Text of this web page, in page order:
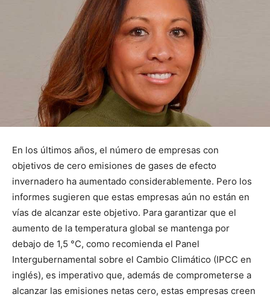
En los últimos años, el número de empresas con
objetivos de cero emisiones de gases de efecto
invernadero ha aumentado considerablemente. Pero los
informes sugieren que estas empresas aún no están en
vías de alcanzar este objetivo. Para garantizar que el
aumento de la temperatura global se mantenga por
debajo de 1,5 °C, como recomienda el Panel
Intergubernamental sobre el Cambio Climático (IPCC en
inglés), es imperativo que, además de comprometerse a
alcanzar las emisiones netas cero, estas empresas creen